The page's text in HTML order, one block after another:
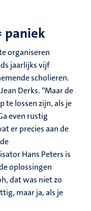
paniek
organiseren
jaarlijks vijf
scholieren.
Derks. “Maar de
te lossen zijn, als je
even rustig
er precies aan de
Hans Peters is
oplossingen
dat was niet zo
maar ja, als je